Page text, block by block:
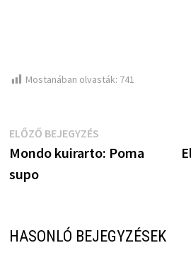
Mostanában olvasták: 741
Bejegyzés
navigáció
ELŐZŐ BEJEGYZÉSElőző
bejegyzés:
Mondo kuirarto: Poma
supo
HASONLÓ BEJEGYZÉSEK